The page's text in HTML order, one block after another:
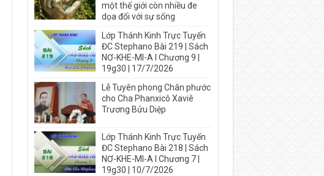
một thế giới còn nhiều đe
dọa đối với sự sống
Lớp Thánh Kinh Trực Tuyến
ĐC Stephano Bài 219 | Sách
NƠ-KHE-MI-A I Chương 9 |
19g30 | 17/7/2026
Lễ Tuyên phong Chân phước
cho Cha Phanxicô Xaviê
Trương Bửu Diệp
Lớp Thánh Kinh Trực Tuyến
ĐC Stephano Bài 218 | Sách
NƠ-KHE-MI-A I Chương 7 |
19g30 | 10/7/2026